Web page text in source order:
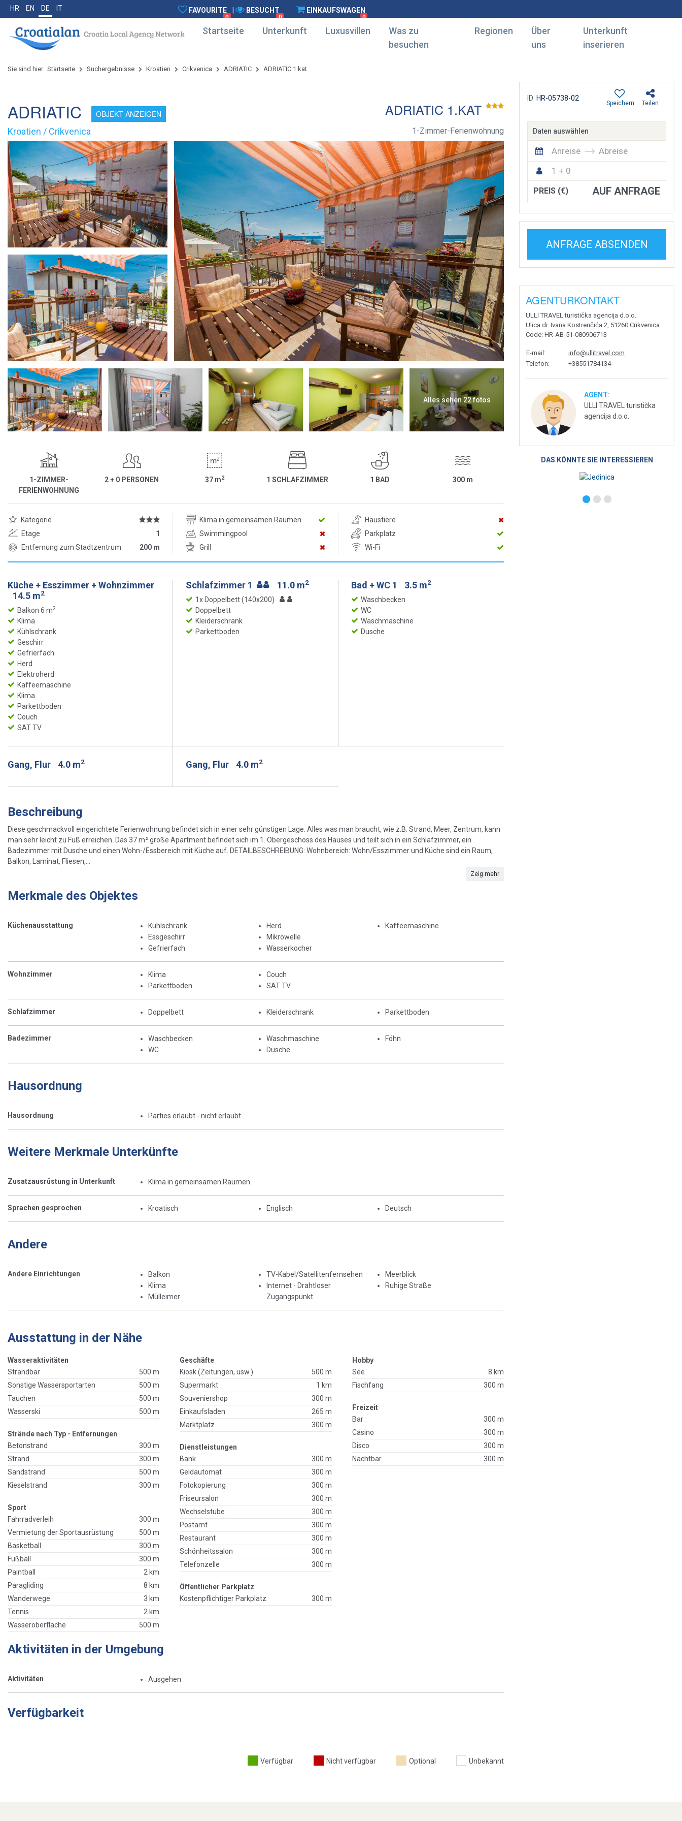
HR EN DE IT FAVOURITE
0
BESUCHT
0
EINKAUFSWAGEN
0
Startseite Unterkunft Luxusvillen
Was zu
besuchen
Regionen
Über
uns
Unterkunft
inserieren
Sie sind hier: Startseite Suchergebnisse Kroatien Crikvenica ADRIATIC ADRIATIC 1.kat
ADRIATIC OBJEKT ANZEIGEN ADRIATIC 1.KAT
Kroatien / Crikvenica 1-Zimmer-Ferienwohnung
Alles sehen 22 fotos
1-ZIMMER-
FERIENWOHNUNG
2 + 0 PERSONEN 37 m2 1 SCHLAFZIMMER 1 BAD 300 m
Kategorie Klima in gemeinsamen Räumen
Haustiere
Etage
1 Swimmingpool
Parkplatz
Entfernung zum Stadtzentrum
200 m Grill Wi-Fi
Küche + Esszimmer + Wohnzimmer
14.5 m2
Balkon 6 m2
Klima
Kühlschrank
Geschirr
Gefrierfach
Herd
Elektroherd
Kaffeemaschine
Klima
Parkettboden
Couch
SAT TV
Schlafzimmer 1 11.0 m2
1x Doppelbett (140x200)
Doppelbett
Kleiderschrank
Parkettboden
Bad + WC 1 3.5 m2
Waschbecken
WC
Waschmaschine
Dusche
Gang, Flur 4.0 m2 Gang, Flur 4.0 m2
Beschreibung
Diese geschmackvoll eingerichtete Ferienwohnung befindet sich in einer sehr günstigen Lage. Alles was man braucht, wie z.B. Strand, Meer, Zentrum, kann
man sehr leicht zu Fuß erreichen. Das 37 m² große Apartment befindet sich im 1. Obergeschoss des Hauses und teilt sich in ein Schlafzimmer, ein
Badezimmer mit Dusche und einen Wohn-/Essbereich mit Küche auf. DETAILBESCHREIBUNG: Wohnbereich: Wohn/Esszimmer und Küche sind ein Raum,
Balkon, Laminat, Fliesen,...
Zeig mehr
Merkmale des Objektes
Küchenausstattung
Kühlschrank
Essgeschirr
Gefrierfach
Herd
Mikrowelle
Wasserkocher
Kaffeemaschine
Wohnzimmer
Klima
Parkettboden
Couch
SAT TV
Schlafzimmer Doppelbett Kleiderschrank Parkettboden
Badezimmer
Waschbecken
WC
Waschmaschine
Dusche
Föhn
Hausordnung
Hausordnung Parties erlaubt - nicht erlaubt
Weitere Merkmale Unterkünfte
Zusatzausrüstung in Unterkunft Klima in gemeinsamen Räumen
Sprachen gesprochen Kroatisch Englisch Deutsch
Andere
Andere Einrichtungen
Balkon
Klima
Mülleimer
TV-Kabel/Satellitenfernsehen
Internet - Drahtloser
Zugangspunkt
Meerblick
Ruhige Straße
Ausstattung in der Nähe
Wasseraktivitäten
Strandbar
500 m
Sonstige Wassersportarten
500 m
Tauchen
500 m
Wasserski
500 m
Strände nach Typ - Entfernungen
Betonstrand
300 m
Strand
300 m
Sandstrand
500 m
Kieselstrand
300 m
Sport
Fahrradverleih
300 m
Vermietung der Sportausrüstung
500 m
Basketball
300 m
Fußball
300 m
Paintball
2 km
Paragliding
8 km
Wanderwege
3 km
Tennis
2 km
Wasseroberfläche
500 m
Geschäfte
Kiosk (Zeitungen, usw.)
500 m
Supermarkt
1 km
Souveniershop
300 m
Einkaufsladen
265 m
Marktplatz
300 m
Dienstleistungen
Bank
300 m
Geldautomat
300 m
Fotokopierung
300 m
Friseursalon
300 m
Wechselstube
300 m
Postamt
300 m
Restaurant
300 m
Schönheitssalon
300 m
Telefonzelle
300 m
Öffentlicher Parkplatz
Kostenpflichtiger Parkplatz
300 m
Hobby
See
8 km
Fischfang
300 m
Freizeit
Bar
300 m
Casino
300 m
Disco
300 m
Nachtbar
300 m
Aktivitäten in der Umgebung
Aktivitäten Ausgehen
Verfügbarkeit
Verfügbar Nicht verfügbar Optional Unbekannt
ID: HR-05738-02
Teilen
Speichern
Daten auswählen
Anreise
Abreise
1 + 0
PREIS (€) AUF ANFRAGE
ANFRAGE ABSENDEN
AGENTURKONTAKT
ULLI TRAVEL turistička agencija d.o.o.
Ulica dr. Ivana Kostrenčića 2, 51260 Crikvenica
Code: HR-AB-51-080906713
E-mail :
info@ullitravel.com
Telefon: +38551784134
AGENT:
ULLI TRAVEL turistička
agencija d.o.o.
DAS KÖNNTE SIE INTERESSIEREN